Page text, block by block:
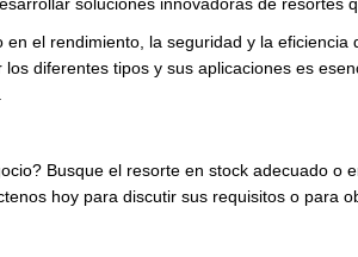
soluciones innovadoras de resortes
el rendimiento, la seguridad y la
diferentes tipos y sus aplicaciones es
Busque el resorte en stock adecuado o
hoy para discutir sus requisitos o para